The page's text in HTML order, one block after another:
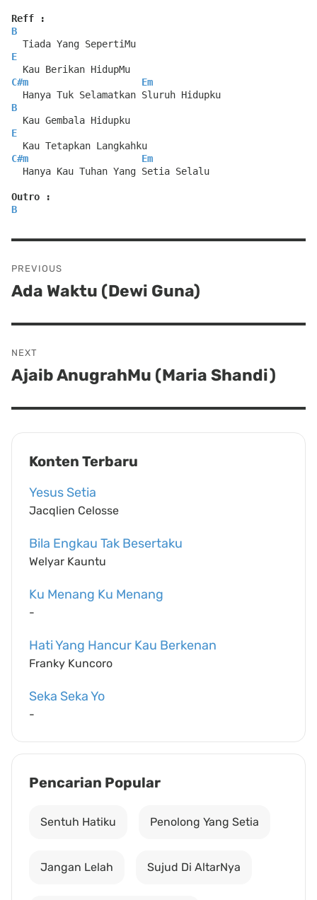
Reff :
B
  Tiada Yang SepertiMu
E
  Kau Berikan HidupMu
C#m
Em
  Hanya Tuk Selamatkan Sluruh Hidupku
B
  Kau Gembala Hidupku
E
  Kau Tetapkan Langkahku
C#m
Em
  Hanya Kau Tuhan Yang Setia Selalu
Outro :
B
navigation
PREVIOUS
Previous
Ada Waktu (Dewi Guna)
NEXT
Next
Ajaib AnugrahMu (Maria Shandi)
Konten Terbaru
Yesus Setia
Jacqlien Celosse
Bila Engkau Tak Besertaku
Welyar Kauntu
Ku Menang Ku Menang
-
Hati Yang Hancur Kau Berkenan
Franky Kuncoro
Seka Seka Yo
-
Pencarian Popular
Sentuh Hatiku Penolong Yang Setia
Jangan Lelah Sujud Di AltarNya